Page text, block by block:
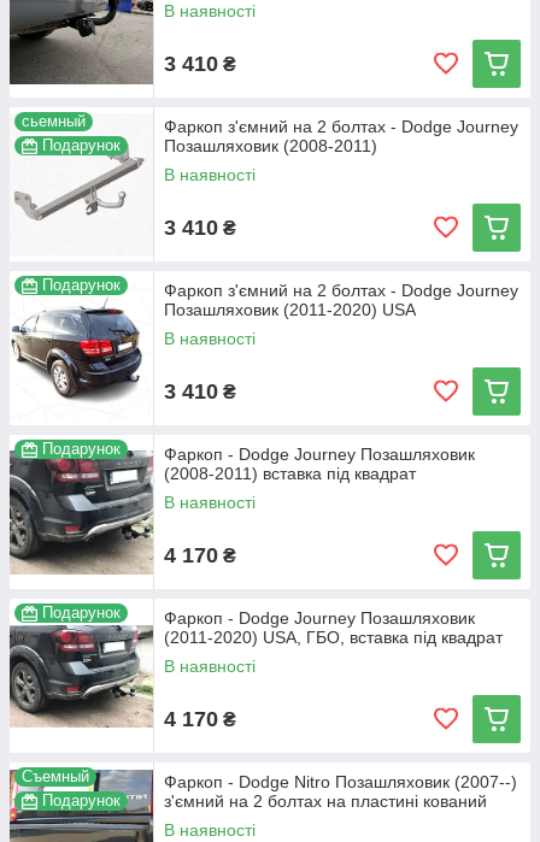
В наявності
3 410 ₴
сьемный
Подарунок
Фаркоп з'ємний на 2 болтах - Dodge Journey
Позашляховик (2008-2011)
В наявності
3 410 ₴
Подарунок
Фаркоп з'ємний на 2 болтах - Dodge Journey
Позашляховик (2011-2020) USA
В наявності
3 410 ₴
Подарунок
Фаркоп - Dodge Journey Позашляховик
(2008-2011) вставка під квадрат
В наявності
4 170 ₴
Подарунок
Фаркоп - Dodge Journey Позашляховик
(2011-2020) USA, ГБО, вставка під квадрат
В наявності
4 170 ₴
Съемный
Подарунок
Фаркоп - Dodge Nitro Позашляховик (2007--)
з'ємний на 2 болтах на пластині кований
В наявності